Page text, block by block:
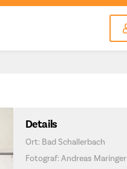
Details
Ort: Bad Schallerbach
Fotograf: Andreas Maringer